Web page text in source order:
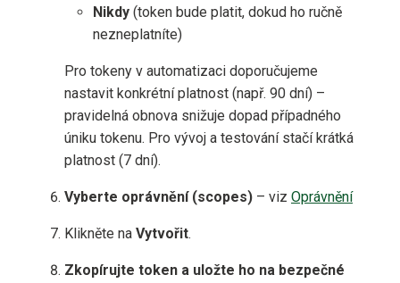
Nikdy (token bude platit, dokud ho ručně
nezneplatníte)
Pro tokeny v automatizaci doporučujeme
nastavit konkrétní platnost (např. 90 dní) –
pravidelná obnova snižuje dopad případného
úniku tokenu. Pro vývoj a testování stačí krátká
platnost (7 dní).
Vyberte oprávnění (scopes) – viz Oprávnění
Klikněte na Vytvořit.
Zkopírujte token a uložte ho na bezpečné